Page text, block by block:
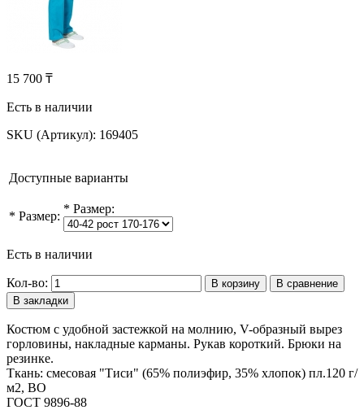
15 700 ₸
Есть в наличии
SKU (Артикул): 169405
Доступные варианты
* Размер:
* Размер:
Есть в наличии
Кол-во: В корзину
В сравнение
В закладки
Костюм с удобной застежкой на молнию, V-образный вырез
горловины, накладные карманы. Рукав короткий. Брюки на
резинке.
Ткань: смесовая "Тиси" (65% полиэфир, 35% хлопок) пл.120 г/
м2, ВО
ГОСТ 9896-88